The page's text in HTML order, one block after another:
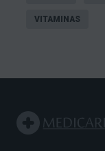
VITAMINAS